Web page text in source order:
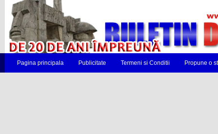
Pagina principala Publicitate Termeni si Conditii Propune o